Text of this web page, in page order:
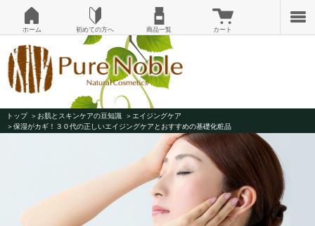
トップ お肌とスキンケアの豆知識
エイジングケア
保湿がカギ！３０代の正しいエイジングケアとおすすめの基礎化粧品
ホーム 初めての方へ 商品一覧 カート